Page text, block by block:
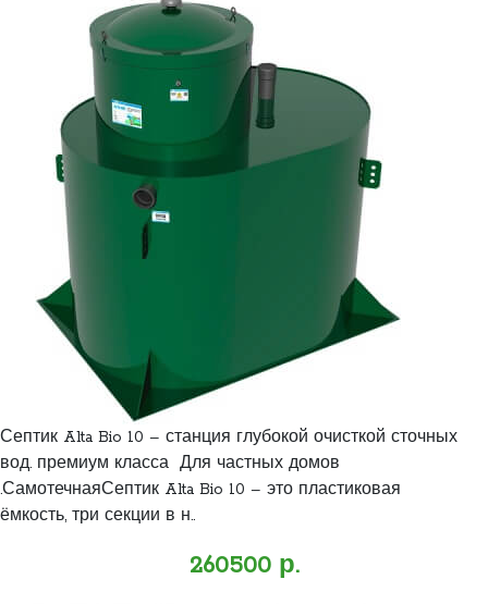
Септик Alta Bio 10 – станция глубокой очисткой сточных
вод. премиум класса Для частных домов
.СамотечнаяСептик Alta Bio 10 – это пластиковая
ёмкость, три секции в н..
260500 р.